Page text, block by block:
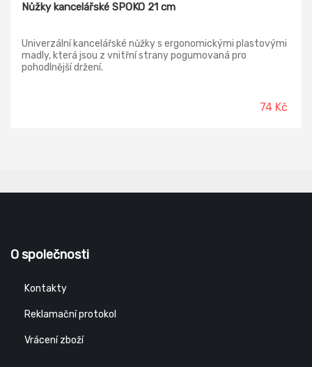
Nůžky kancelářské SPOKO 21 cm
Univerzální kancelářské nůžky s ergonomickými plastovými
madly, která jsou z vnitřní strany pogumovaná pro
pohodlnější držení.
74 Kč
O společnosti
Kontakty
Reklamační protokol
Vrácení zboží